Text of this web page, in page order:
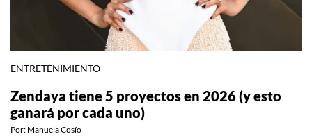
ENTRETENIMIENTO
Zendaya tiene 5 proyectos en 2026 (y esto
ganará por cada uno)
Por: Manuela Cosío